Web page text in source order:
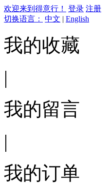
欢迎来到得意行！ 登录 注册
切换语言：
中文 | English
我的收藏
|
我的留言
|
我的订单